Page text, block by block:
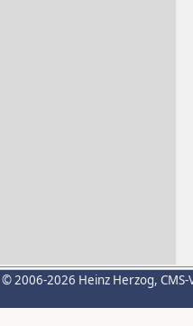
© 2006-2026 Heinz Herzog,